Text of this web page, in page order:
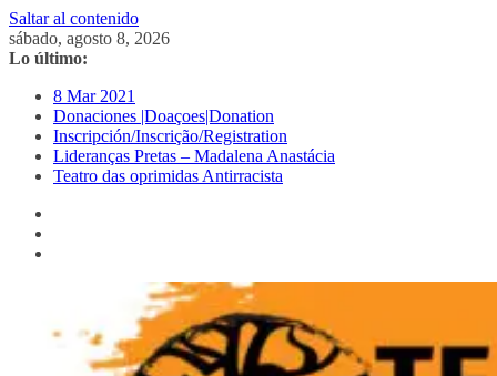
Saltar al contenido
sábado, agosto 8, 2026
Lo último:
8 Mar 2021
Donaciones |Doaçoes|Donation
Inscripción/Inscrição/Registration
Lideranças Pretas – Madalena Anastácia
Teatro das oprimidas Antirracista